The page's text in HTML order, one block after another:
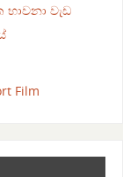
වැඩ
Film